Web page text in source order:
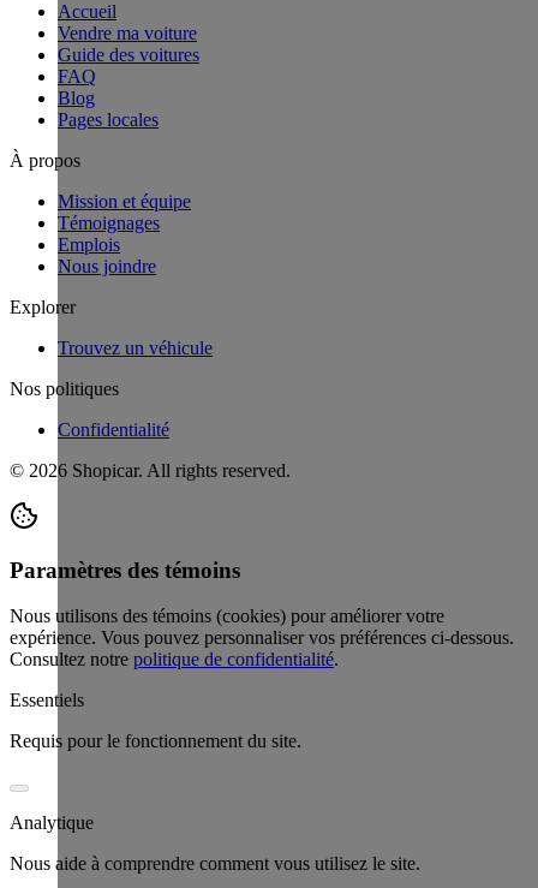
Accueil
Vendre ma voiture
Guide des voitures
FAQ
Blog
Pages locales
À propos
Mission et équipe
Témoignages
Emplois
Nous joindre
Explorer
Trouvez un véhicule
Nos politiques
Confidentialité
© 2026 Shopicar. All rights reserved.
Paramètres des témoins
Nous utilisons des témoins (cookies) pour améliorer votre
expérience. Vous pouvez personnaliser vos préférences ci-dessous.
Consultez notre politique de confidentialité.
Essentiels
Requis pour le fonctionnement du site.
Analytique
Nous aide à comprendre comment vous utilisez le site.